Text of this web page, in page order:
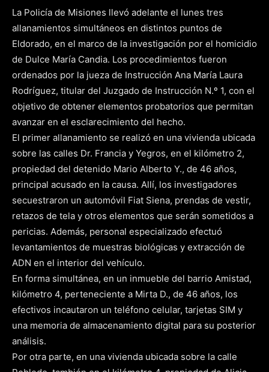
La Policía de Misiones llevó adelante el lunes tres
allanamientos simultáneos en distintos puntos de
Eldorado, en el marco de la investigación por el homicidio
de Dulce María Candia. Los procedimientos fueron
ordenados por la jueza de Instrucción Ana María Laura
Rodríguez, titular del Juzgado de Instrucción N.º 1, con el
objetivo de obtener elementos probatorios que permitan
avanzar en el esclarecimiento del hecho.
El primer allanamiento se realizó en una vivienda ubicada
sobre las calles Dr. Francia y Yegros, en el kilómetro 2,
propiedad del detenido Mario Alberto Y., de 46 años,
principal acusado en la causa. Allí, los investigadores
secuestraron un automóvil Fiat Siena, prendas de vestir,
retazos de tela y otros elementos que serán sometidos a
pericias. Además, personal especializado efectuó
levantamientos de muestras biológicas y extracción de
ADN en el interior del vehículo.
En forma simultánea, en un inmueble del barrio Amistad,
kilómetro 4, perteneciente a Mirta D., de 46 años, los
efectivos incautaron un teléfono celular, tarjetas SIM y
una memoria de almacenamiento digital para su posterior
análisis.
Por otra parte, en una vivienda ubicada sobre la calle